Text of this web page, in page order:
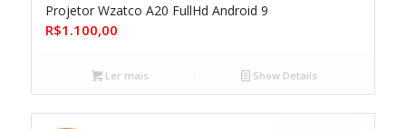
Projetor Wzatco A20 FullHd Android 9
R$1.100,00
Ler mais Show Details